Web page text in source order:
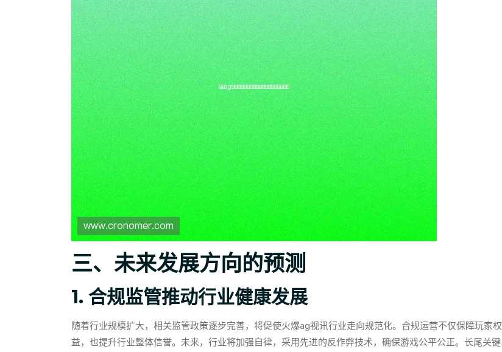
三、未来发展方向的预测
1. 合规监管推动行业健康发展
随着行业规模扩大，相关监管政策逐步完善，将促使火爆ag视讯行业走向规范化。合规运营不仅保障玩家权
益，也提升行业整体信誉。未来，行业将加强自律，采用先进的反作弊技术，确保游戏公平公正。长尾关键